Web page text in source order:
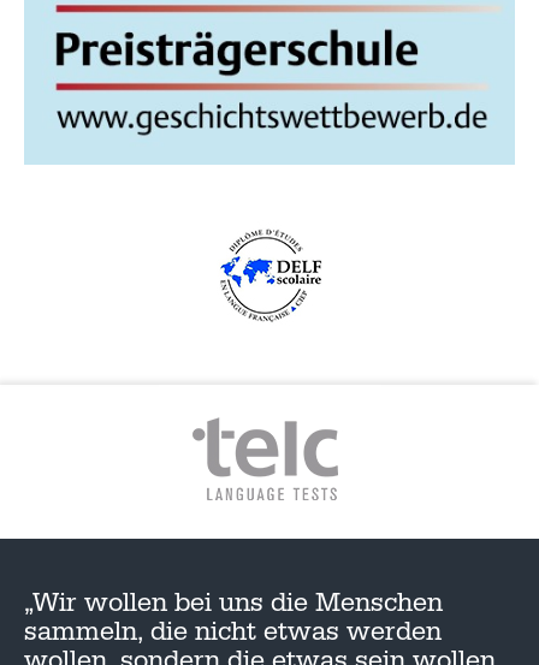
„Wir wollen bei uns die Menschen
sammeln, die nicht etwas werden